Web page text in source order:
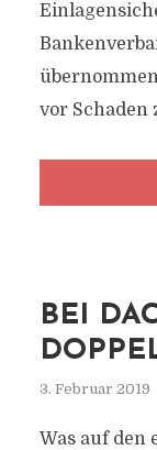
vor Schaden
BEI
3. Februar 2019
Was auf den